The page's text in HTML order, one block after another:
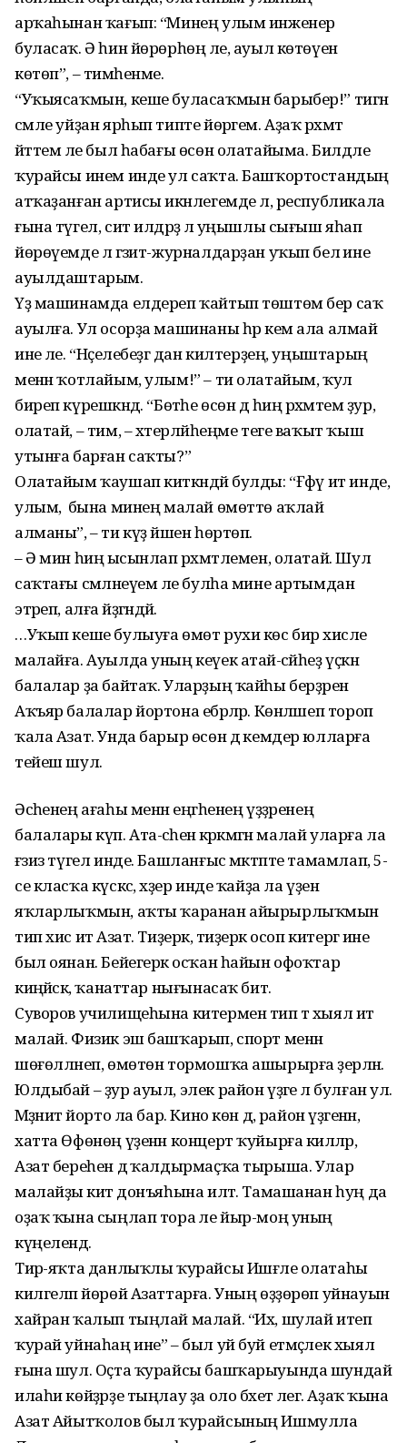
арҡаһынан ҡағып: “Ми­нең улым инженер
буласаҡ. Ә һин йөрөрһөң әле, ауыл көтөүен
көтөп”, – тимәһенме.
“Уҡыясаҡмын, кеше буласаҡмын барыбер!” тигән
сәмле уйҙан ярһып типте йө­рә­гем. Аҙаҡ рәхмәт
әйттем әле был һабағы өсөн олатайыма. Билдәле
ҡурайсы инем инде ул саҡта. Башҡортостандың
атҡаҙан­ған артисы икәнлегемде лә, республикала
ғына түгел, сит илдәрҙә лә уңышлы сығыш яһап
йөрөүемде лә гәзит-журналдарҙан уҡып белә ине
ауылдаштарым.
Үҙ машинамда елдереп ҡайтып төштөм бер саҡ
ауылға. Ул осорҙа машинаны һәр кем ала алмай
ине әле. “Нәҫелебеҙгә дан килтерҙең, уңыштарың
менән ҡотлайым, улым!” – ти олатайым, ҡул
биреп күреш­кәндә. “Бөтәһе өсөн дә һиңә рәхмәтем ҙур,
олатай, – тим, – хәтерләйһеңме теге ваҡыт ҡыш
утынға барған саҡты?”
Олатайым ҡаушап киткәндәй булды: “Ғәфү ит инде,
улым, ә бына минең малай өмөттө аҡлай
алманы”, – ти күҙ йәшен һөртөп.
– Ә мин һиңә ысынлап рәхмәтлемен, олатай. Шул
саҡтағы сәмләнеүем әле булһа мине артымдан
этәреп, алға әйҙәгәндәй.
…Уҡып кеше булыуға өмөт рухи көс бирә хисле
малайға. Ауылда уның кеүек атай-әсәйһеҙ үҫкән
балалар ҙа байтаҡ. Уларҙың ҡайһы берҙәрен
Аҡъяр балалар йортона ебәрәләр. Көнләшеп тороп
ҡала Азат. Унда барыр өсөн дә кемдер юлларға
тейеш шул.
Әсәһенең ағаһы менән еңгәһенең үҙҙәренең
балалары күп. Ата-әсәһенә кәрәкмәгән малай уларға ла
ғәзиз түгел инде. Башланғыс мәктәпте тамамлап, 5-
се класҡа күскәс, хәҙер инде ҡайҙа ла үҙен
яҡларлыҡмын, аҡты ҡаранан айырыр­лыҡмын
тип хис итә Азат. Тиҙерәк, тиҙерәк осоп китергә ине
был оянан. Бейегерәк осҡан һайын офоҡтар
киңәйәсәк, ҡанаттар нығынасаҡ бит.
Суворов училищеһына китермен тип тә хыял итә
малай. Физик эш башҡарып, спорт менән
шөғөлләнеп, өмөтөн тормошҡа ашырырға әҙерләнә.
Юлдыбай – ҙур ауыл, элек район үҙәге лә булған ул.
Мәҙәниәт йорто ла бар. Кино көн дә, район үҙәгенән,
хатта Өфөнөң үҙенән концерт ҡуйырға киләләр,
Азат береһен дә ҡалдырмаҫҡа тырыша. Улар
малайҙы әкиәт донъяһына илтә. Тамашанан һуң да
оҙаҡ ҡына сыңлап тора әле йыр-моң уның
күңелендә.
Тирә-яҡта данлыҡлы ҡу­райсы Ишғәле олатаһы
килге­ләп йө­рөй Азаттарға. Уның өҙҙөрөп уйнауын
хайран ҡалып тың­лай малай. “Их, шулай итеп
ҡурай уйнаһаң ине” – был уй буй етмәҫлек хыял
ғына шул. Оҫта ҡурайсы баш­ҡарыуында шундай
ила­һи көйҙәрҙе тыңлау ҙа оло бәхет әлегә. Аҙаҡ ҡына
Азат Айытҡолов был ҡурайсының Ишмулла